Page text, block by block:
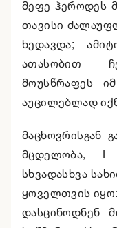
მეფე ჰეროდეს
თავისი
ხედავდა;
ათასობით
მოუსწრაფეს
აუცილებლად
მაცხოვრისგან
მცდელობა, I
სხვადასხვა
ყოველთვის იყო:
დასცინოდნენ